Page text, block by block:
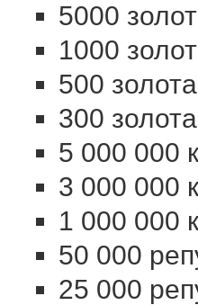
5000
1000
500
300
5 000 000
3 000 000
1 000 000
50 000
25 000